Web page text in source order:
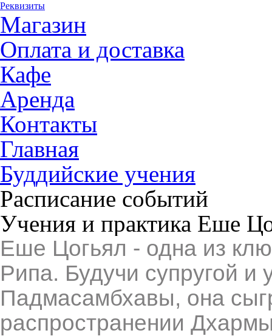
Реквизиты
Магазин
Оплата и доставка
Кафе
Аренда
Контакты
Главная
Буддийские учения
Расписание событий
Учения и практика Еше
Еше Цогьял - одна из
Рипа. Будучи супругой и
Падмасамбхавы, она
распространении